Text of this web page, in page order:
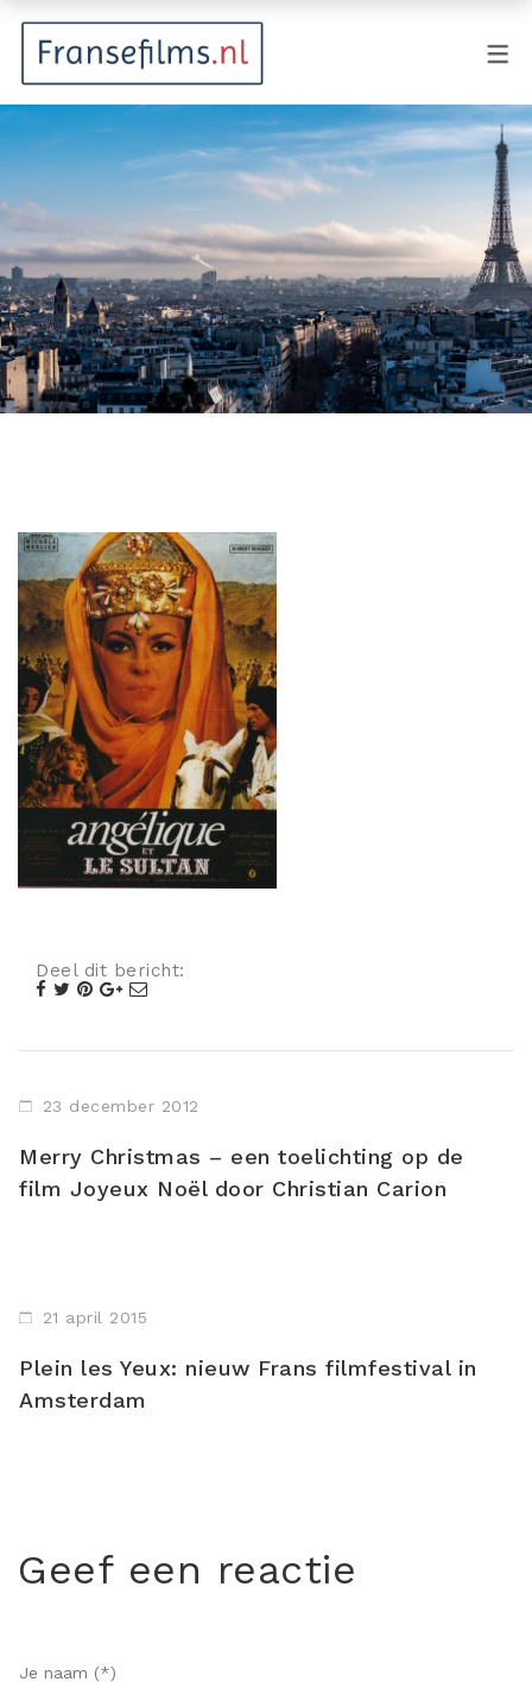
Animatie
Documentaire
Drama
Fantasy
Horror
Misdaad
Musical
Oorlogsfilm
Romantische komedie
Thriller
Deel dit bericht:
23 december 2012
Merry Christmas – een toelichting op de
film Joyeux Noël door Christian Carion
21 april 2015
Plein les Yeux: nieuw Frans filmfestival in
Amsterdam
Geef een reactie